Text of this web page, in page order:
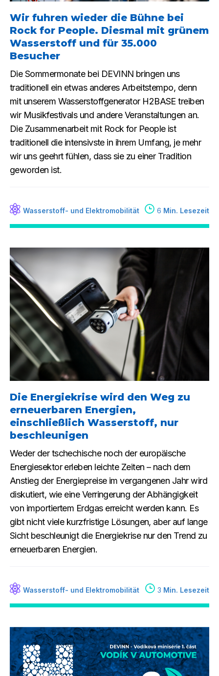
Wir fuhren wieder die Bühne bei
Rock for People. Diesmal mit grünem
Wasserstoff und für 35.000
Besucher
Die Sommermonate bei DEVINN bringen uns
traditionell ein etwas anderes Arbeitstempo, denn
mit unserem Wasserstoffgenerator H2BASE treiben
wir Musikfestivals und andere Veranstaltungen an.
Die Zusammenarbeit mit Rock for People ist
traditionell die intensivste in ihrem Umfang, je mehr
wir uns geehrt fühlen, dass sie zu einer Tradition
geworden ist.
Wasserstoff- und Elektromobilität 6 Min. Lesezeit
Die Energiekrise wird den Weg zu
erneuerbaren Energien,
einschließlich Wasserstoff, nur
beschleunigen
Weder der tschechische noch der europäische
Energiesektor erleben leichte Zeiten – nach dem
Anstieg der Energiepreise im vergangenen Jahr wird
diskutiert, wie eine Verringerung der Abhängigkeit
von importiertem Erdgas erreicht werden kann. Es
gibt nicht viele kurzfristige Lösungen, aber auf lange
Sicht beschleunigt die Energiekrise nur den Trend zu
erneuerbaren Energien.
Wasserstoff- und Elektromobilität 3 Min. Lesezeit